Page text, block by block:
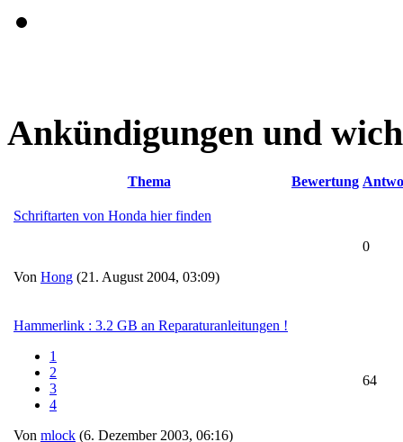
Ankündigungen und
Thema Bewertung
Schriftarten von Honda hier finden
Von Hong (21. August 2004, 03:09)
0
Hammerlink : 3.2 GB an Reparaturanleitungen !
1
2
3
4
Von mlock (6. Dezember 2003, 06:16)
64